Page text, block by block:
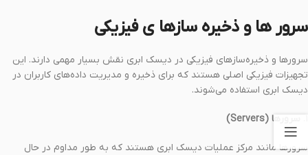
سرور ها و ذخیره سازها ی فیزیکی
سرورها و ذخیره‌سازهای فیزیکی در دیسک ابری نقش بسیار مهمی دارند. این
تجهیزات فیزیکی اصلی هستند که برای ذخیره و مدیریت داده‌های کاربران در
دیسک ابری استفاده می‌شوند.
سرورها (Servers)
سرورها مانند مرکز عملیات دیسک ابری هستند که به طور مداوم در حال